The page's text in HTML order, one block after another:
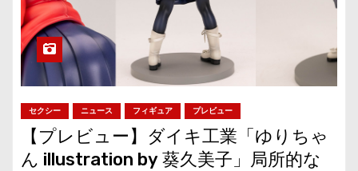
セクシー ニュース フィギュア プレビュー
【プレビュー】ダイキ工業「ゆりちゃ
ん illustration by 葵久美子」局所的な